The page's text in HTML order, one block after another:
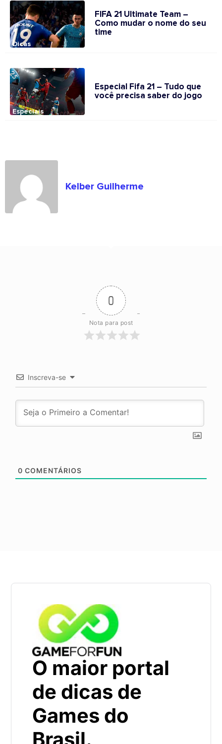
Dicas
FIFA 21 Ultimate Team –
Como mudar o nome do seu
time
Especiais
Especial Fifa 21 – Tudo que
você precisa saber do jogo
Kelber Guilherme
0
Nota para post
Inscreva-se
0 COMENTÁRIOS
O maior portal
de dicas de
Games do